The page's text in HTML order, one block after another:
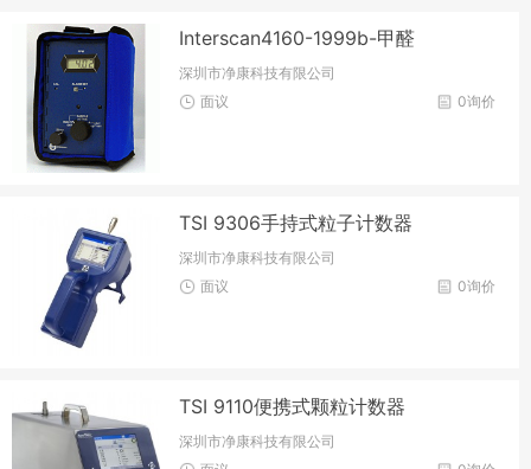
Interscan4160-1999b-甲醛
深圳市净康科技有限公司
0询价
面议
TSI 9306手持式粒子计数器
深圳市净康科技有限公司
0询价
面议
TSI 9110便携式颗粒计数器
深圳市净康科技有限公司